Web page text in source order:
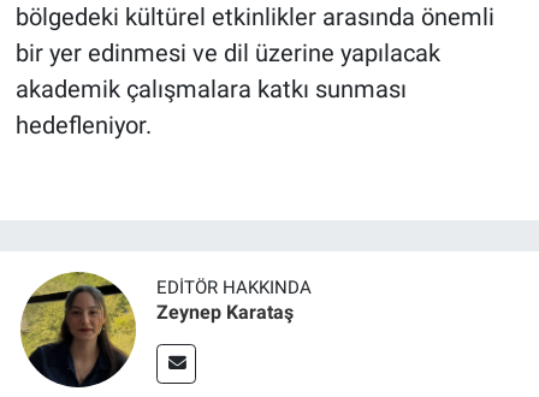
bölgedeki kültürel etkinlikler arasında önemli
bir yer edinmesi ve dil üzerine yapılacak
akademik çalışmalara katkı sunması
hedefleniyor.
EDITÖR HAKKINDA
Zeynep Karataş